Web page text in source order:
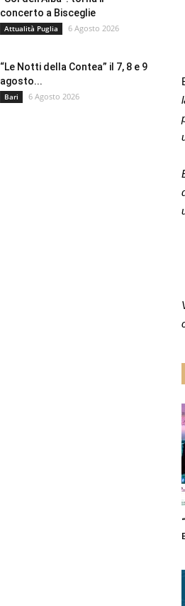
concerto a Bisceglie
Attualità Puglia 6 Agosto 2026
“Le Notti della Contea” il 7, 8 e 9
agosto...
Bari 6 Agosto 2026